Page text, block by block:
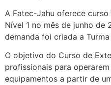
A Fatec-Jahu oferece
Nível 1 no mês de junho de
demanda foi criada a
O objetivo do Curso de
profissionais para
equipamentos a partir de